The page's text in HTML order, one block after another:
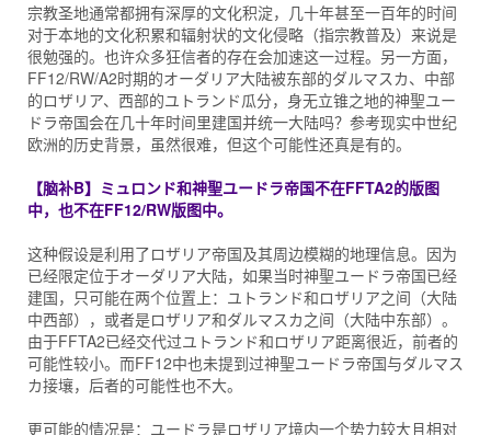
宗教圣地通常都拥有深厚的文化积淀，几十年甚至一百年的时间
对于本地的文化积累和辐射状的文化侵略（指宗教普及）来说是
很勉强的。也许众多狂信者的存在会加速这一过程。另一方面，
FF12/RW/A2时期的オーダリア大陆被东部的ダルマスカ、中部
的ロザリア、西部的ユトランド瓜分，身无立锥之地的神聖ユー
ドラ帝国会在几十年时间里建国并统一大陆吗？参考现实中世纪
欧洲的历史背景，虽然很难，但这个可能性还真是有的。
【脑补B】ミュロンド和神聖ユードラ帝国不在FFTA2的版图
中，也不在FF12/RW版图中。
这种假设是利用了ロザリア帝国及其周边模糊的地理信息。因为
已经限定位于オーダリア大陆，如果当时神聖ユードラ帝国已经
建国，只可能在两个位置上：ユトランド和ロザリア之间（大陆
中西部），或者是ロザリア和ダルマスカ之间（大陆中东部）。
由于FFTA2已经交代过ユトランド和ロザリア距离很近，前者的
可能性较小。而FF12中也未提到过神聖ユードラ帝国与ダルマス
カ接壤，后者的可能性也不大。
更可能的情况是：ユードラ是ロザリア境内一个势力较大且相对